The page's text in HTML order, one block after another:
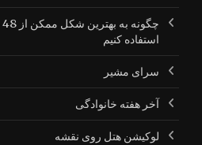
استفاده کنیم
سرای مشیر
آخر هفته خانوادگی
لوکیشن هتل روی نقشه